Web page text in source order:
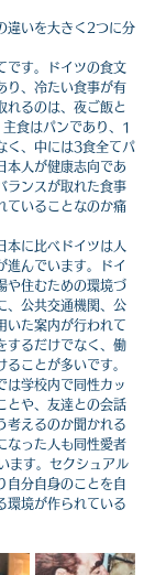
違いを大きく2つに分
です。ドイツの食文
り、冷たい食事が有
れるのは、夜ご飯と
食はパンであり、1
く、中には3食全てパ
本人が健康志向であ
ランスが取れた食事
ていることなのか痛
に比べドイツは人
進んでいます。ドイ
や住むための環境づ
、公共交通機関、公
いた案内が行われて
するだけでなく、働
ことが多いです。
は学校内で同性カッ
とや、友達との会話
考えるのか聞かれる
なった人も同性愛者
ます。セクシュアル
自分自身のことを自
環境が作られている